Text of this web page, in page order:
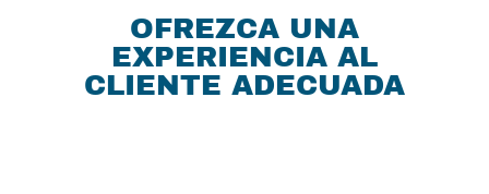
OFREZCA UNA
EXPERIENCIA AL
CLIENTE ADECUADA